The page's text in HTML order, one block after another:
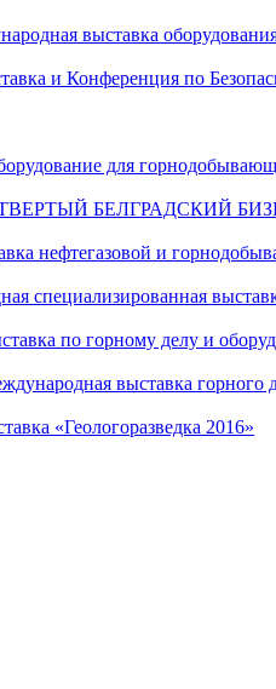
выставка
и Конференция по
для
БЕЛГРАДСКИЙ
нефтегазовой и
специализированная
по горному делу и
выставка горного
«Геологоразведка 2016»